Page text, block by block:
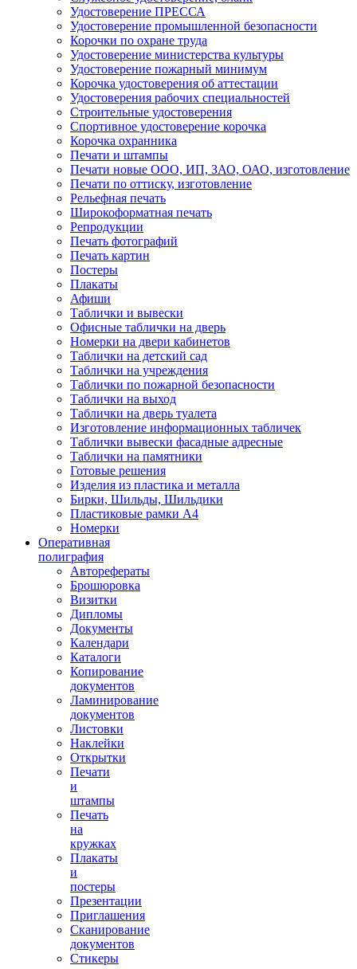
Удостоверение ПРЕССА
Удостоверение промышленной безопасности
Корочки по охране труда
Удостоверение министерства культуры
Удостоверение пожарный минимум
Корочка удостоверения об аттестации
Удостоверения рабочих специальностей
Строительные удостоверения
Спортивное удостоверение корочка
Корочка охранника
Печати и штампы
Печати новые ООО, ИП, ЗАО, ОАО, изготовление
Печати по оттиску, изготовление
Рельефная печать
Широкоформатная печать
Репродукции
Печать фотографий
Печать картин
Постеры
Плакаты
Афиши
Таблички и вывески
Офисные таблички на дверь
Номерки на двери кабинетов
Таблички на детский сад
Таблички на учреждения
Таблички по пожарной безопасности
Таблички на выход
Таблички на дверь туалета
Изготовление информационных табличек
Таблички вывески фасадные адресные
Таблички на памятники
Готовые решения
Изделия из пластика и металла
Бирки, Шильды, Шильдики
Пластиковые рамки А4
Номерки
Оперативная
полиграфия
Авторефераты
Брошюровка
Визитки
Дипломы
Документы
Календари
Каталоги
Копирование
документов
Ламинирование
документов
Листовки
Наклейки
Открытки
Печати
и
штампы
Печать
на
кружках
Плакаты
и
постеры
Презентации
Приглашения
Сканирование
документов
Стикеры